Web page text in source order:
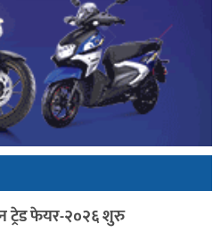
ट्रेड फेयर-२०२६ शुरु